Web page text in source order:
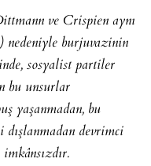
ve Crispien aynı
nedeniyle burjuvazinin
sosyalist partiler
bu unsurlar
yaşanmadan, bu
devrimci